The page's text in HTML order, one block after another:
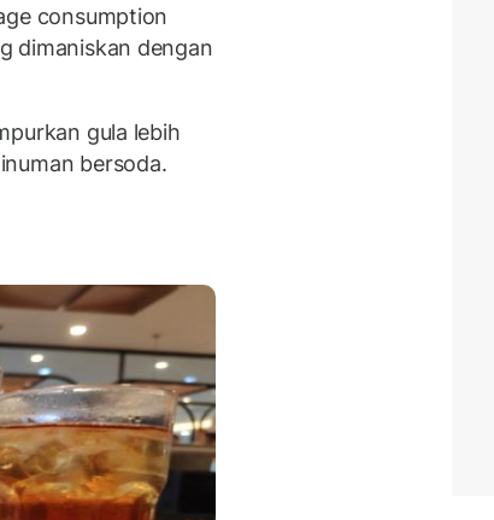
consumption
dimaniskan dengan
gula lebih
bersoda.